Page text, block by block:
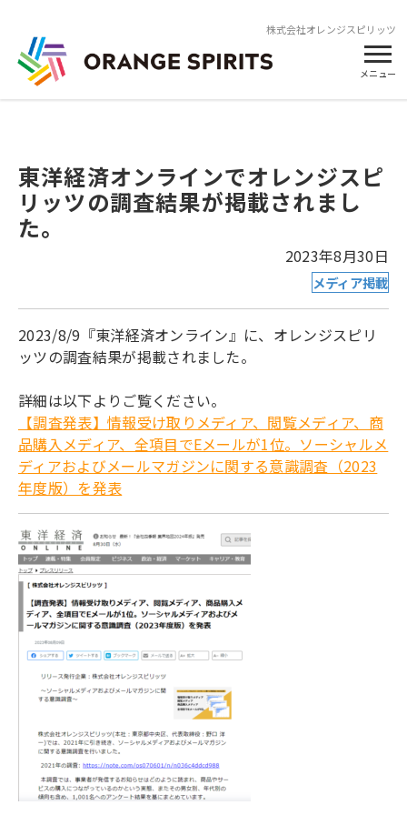
株式会社オレンジスピリッツ
メニュー
東洋経済オンラインでオレンジスピ
リッツの調査結果が掲載されまし
た。
2023年8月30日
メディア掲載
2023/8/9『東洋経済オンライン』に、オレンジスピリ
ッツの調査結果が掲載されました。
詳細は以下よりご覧ください。
【調査発表】情報受け取りメディア、閲覧メディア、商
品購入メディア、全項目でEメールが1位。ソーシャルメ
ディアおよびメールマガジンに関する意識調査（2023
年度版）を発表